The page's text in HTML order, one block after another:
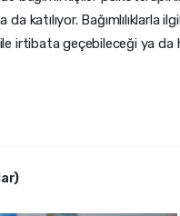
da katılıyor.
ile irtibata geçebileceği ya